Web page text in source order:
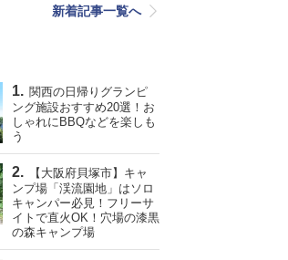
新着記事一覧へ
関西の日帰りグランピ
ング施設おすすめ20選！お
しゃれにBBQなどを楽しも
う
【大阪府貝塚市】キャ
ンプ場「渓流園地」はソロ
キャンパー必見！フリーサ
イトで直火OK！穴場の漆黒
の森キャンプ場